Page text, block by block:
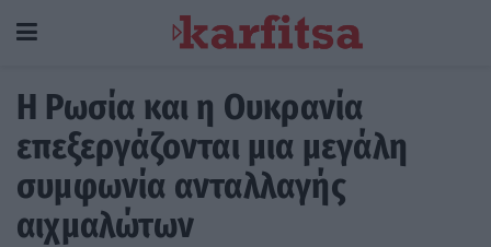
Η Ρωσία και η Ουκρανία
επεξεργάζονται μια μεγάλη
συμφωνία ανταλλαγής
αιχμαλώτων